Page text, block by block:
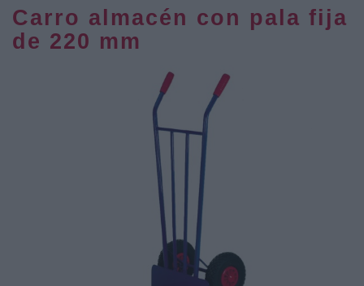
Carro almacén con pala fija
de 220 mm